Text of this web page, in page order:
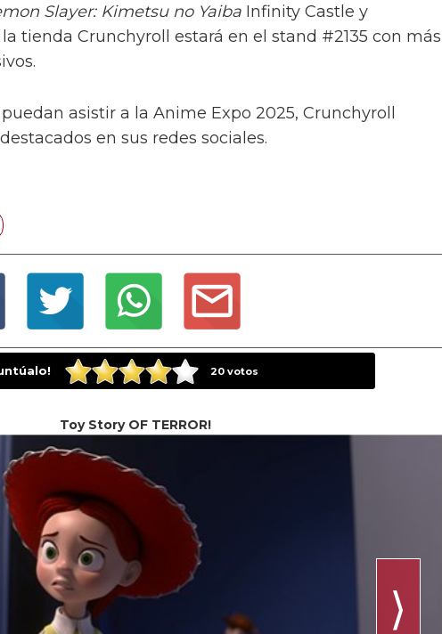
Slayer: Kimetsu no Yaiba Infinity Castle y
la tienda Crunchyroll estará en el stand #2135 con más
asistir a la Anime Expo 2025, Crunchyroll
en sus redes sociales.
20votos
Toy Story OF TERROR!
⟩